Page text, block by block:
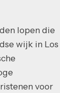
lopen die
wijk in Los
voor